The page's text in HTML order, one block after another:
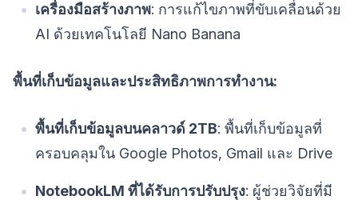
เครื่องมือสร้างภาพ: การแก้ไขภาพที่ขับเคลื่อนด้วย
AI ด้วยเทคโนโลยี Nano Banana
พื้นที่เก็บข้อมูลและประสิทธิภาพการทำงาน:
พื้นที่เก็บข้อมูลบนคลาวด์ 2TB: พื้นที่เก็บข้อมูลที่
ครอบคลุมใน Google Photos, Gmail และ Drive
NotebookLM ที่ได้รับการปรับปรุง: ผู้ช่วยวิจัยที่มี